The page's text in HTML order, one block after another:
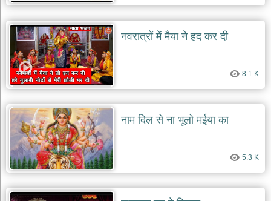
नवरात्रों में मैया ने हद कर दी
8.1 K
नाम दिल से ना भूलो मईया का
5.3 K